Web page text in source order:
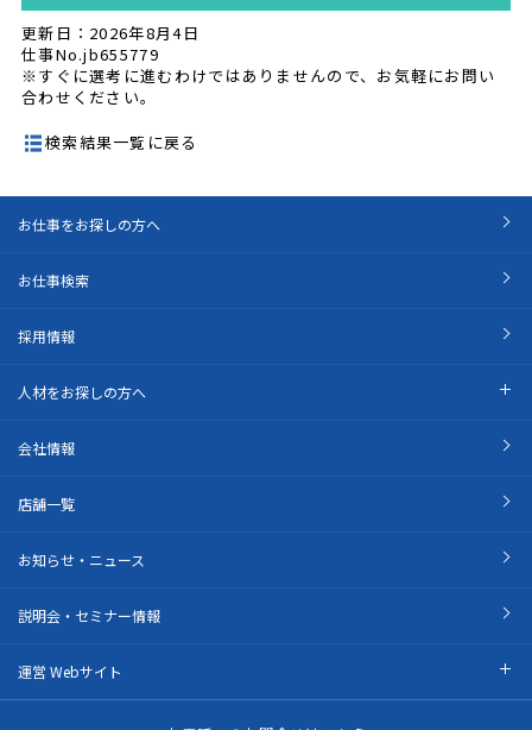
更新日：2026年8月4日
仕事No.jb655779
※すぐに選考に進むわけではありませんので、お気軽にお問い
合わせください。
検索結果一覧に戻る
お仕事をお探しの方へ
お仕事検索
採用情報
人材をお探しの方へ
会社情報
店舗一覧
お知らせ・ニュース
説明会・セミナー情報
運営 Webサイト